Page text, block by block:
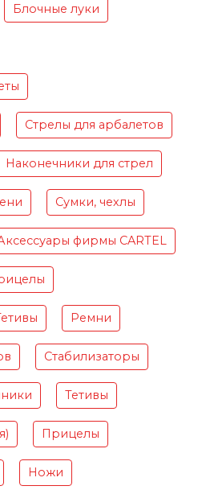
Блочные луки
Стрелы для арбалетов
Наконечники для стрел
Сумки, чехлы
фирмы CARTEL
Ремни
Стабилизаторы
Тетивы
Прицелы
Ножи